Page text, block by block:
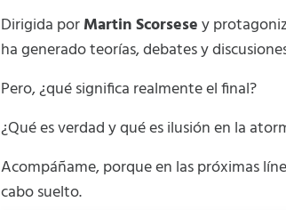
Dirigida porMartin Scorsesey
ha generado teorías, debates y
Pero, ¿qué significa realmente el final?
¿Qué es verdad y qué es ilusión en la
Acompáñame, porque en las próximas
cabo suelto.